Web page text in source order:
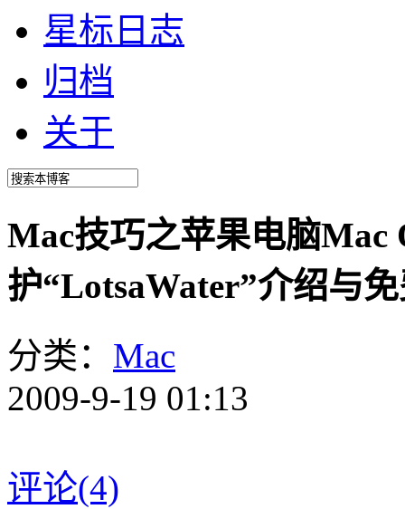
星标日志
归档
关于
Mac技巧之苹果电脑Mac
护“LotsaWater”介绍与
分类： Mac
2009-9-19 01:13
评论(4)